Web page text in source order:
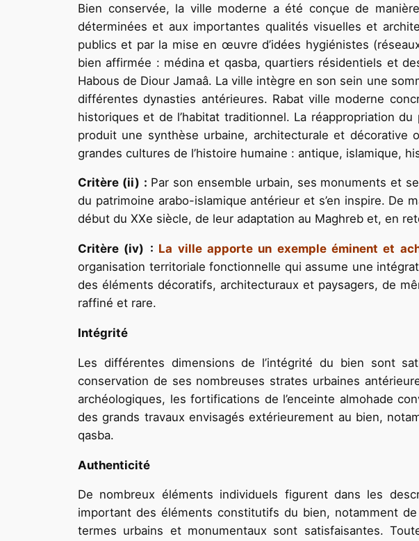
Bien conservée, la ville moderne a été conçue de
déterminées et aux importantes qualités visuelles et
publics et par la mise en œuvre d’idées hygiénistes
bien affirmée : médina et qasba, quartiers résidentiels et
Habous de Diour Jamaâ. La ville intègre en son sein une
différentes dynasties antérieures. Rabat ville moderne
historiques et de l’habitat traditionnel. La réappropriation
produit une synthèse urbaine, architecturale et décorative
grandes cultures de l’histoire humaine : antique, islamique,
Critère (ii) : Par son ensemble urbain, ses monuments et
du patrimoine arabo-islamique antérieur et s’en inspire. De
début du XXe siècle, de leur adaptation au Maghreb et, en
Critère (iv) : La ville apporte un exemple éminent et
organisation territoriale fonctionnelle qui assume une
des éléments décoratifs, architecturaux et paysagers, de
raffiné et rare.
Intégrité
Les différentes dimensions de l’intégrité du bien sont
conservation de ses nombreuses strates urbaines
archéologiques, les fortifications de l’enceinte almohade
des grands travaux envisagés extérieurement au bien,
qasba.
Authenticité
De nombreux éléments individuels figurent dans les
important des éléments constitutifs du bien, notamment
termes urbains et monumentaux sont satisfaisantes.